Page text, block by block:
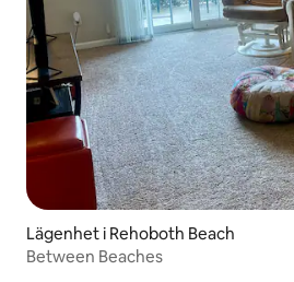
Lägenhet i Rehoboth Beach
Between Beaches